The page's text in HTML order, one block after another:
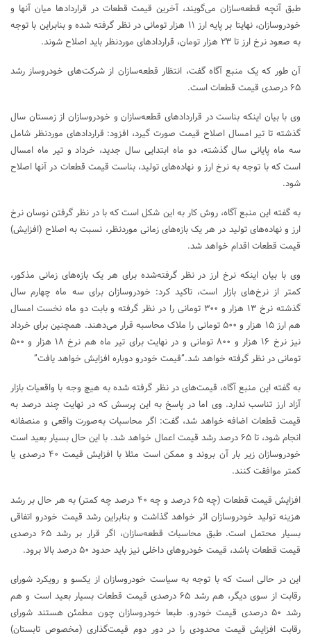
طبق آنچه قطعه‌سازان می‌گویند، آخرین قیمت قطعات در قراردادها میان آنها و
خودروسازان، نهایتا بر پایه ارز ۱۱ هزار تومانی در نظر گرفته شده و بنابراین با توجه
به صعود نرخ ارز تا ۲۳ هزار تومان، قراردادهای موردنظر باید اصلاح شوند.
آن طور که یک منبع آگاه گفت، انتظار قطعه‌سازان از شرکت‌های خودروساز رشد
۶۵ درصدی قیمت قطعات است.
وی با بیان اینکه بناست در قراردادهای قطعه‌سازان و خودروسازان از زمستان سال
گذشته تا تیر امسال اصلاح قیمت صورت گیرد، افزود: قراردادهای موردنظر شامل
سه ماه پایانی سال گذشته، دو ماه ابتدایی سال جدید، خرداد و تیر ماه امسال
است که با توجه به نرخ ارز و نهاده‌های تولید، بناست قیمت قطعات در آنها اصلاح
شود.
به گفته این منبع آگاه، روش کار به این شکل است که با در نظر گرفتن نوسان نرخ
ارز و نهاده‌های تولید در هر یک بازه‌های زمانی موردنظر، نسبت به اصلاح (افزایش)
قیمت قطعات اقدام خواهد شد.
وی با بیان اینکه نرخ ارز در نظر گرفته‌شده برای هر یک بازه‌های زمانی مذکور،
کمتر از نرخ‌های بازار است، تاکید کرد: خودروسازان برای سه ماه چهارم سال
گذشته نرخ ۱۳ هزار و ۳۰۰ تومانی را در نظر گرفته و بابت دو ماه نخست امسال
هم ارز ۱۵ هزار و ۵۰۰ تومانی را ملاک محاسبه قرار می‌دهند. همچنین برای خرداد
نیز نرخ ۱۶ هزار و ۸۰۰ تومانی و در نهایت برای تیر ماه هم نرخ ۱۸ هزار و ۵۰۰
تومانی در نظر گرفته خواهد شد.”قیمت خودرو دوباره افزایش خواهد یافت”
به گفته این منبع آگاه، قیمت‌های در نظر گرفته شده به هیچ وجه با واقعیات بازار
آزاد ارز تناسب ندارد. وی اما در پاسخ به این پرسش که در نهایت چند درصد به
قیمت قطعات اضافه خواهد شد، گفت: اگر محاسبات به‌صورت واقعی و منصفانه
انجام شود، تا ۶۵ درصد رشد قیمت اعمال خواهد شد. با این حال بسیار بعید است
خودروسازان زیر بار آن بروند و ممکن است مثلا با افزایش قیمت ۴۰ درصدی یا
کمتر موافقت کنند.
افزایش قیمت قطعات (چه ۶۵ درصد و چه ۴۰ درصد چه کمتر) به هر حال بر رشد
هزینه تولید خودروسازان اثر خواهد گذاشت و بنابراین رشد قیمت خودرو اتفاقی
بسیار محتمل است. طبق محاسبات قطعه‌سازان، اگر قرار بر رشد ۶۵ درصدی
قیمت قطعات باشد، قیمت خودروهای داخلی نیز باید حدود ۵۰ درصد بالا برود.
این در حالی است که با توجه به سیاست خودروسازان از یکسو و رویکرد شورای
رقابت از سوی دیگر، هم رشد ۶۵ درصدی قیمت قطعات بسیار بعید است و هم
رشد ۵۰ درصدی قیمت خودرو. طبعا خودروسازان چون مطمئن هستند شورای
رقابت افزایش قیمت محدودی را در دور دوم قیمت‌گذاری (مخصوص تابستان)